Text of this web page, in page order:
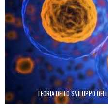
TEORIA DELLO SVILUPPO